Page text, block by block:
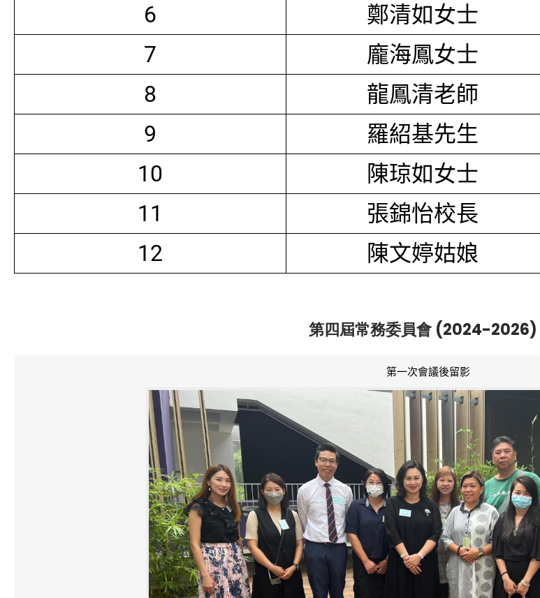
6
鄭清如女士
7
龐海鳳女士
8
龍鳳清老師
9
羅紹基先生
10
陳琼如女士
11
張錦怡校長
12
陳文婷姑娘
第四屆常務委員會 (2024-2026)
第一次會議後留影